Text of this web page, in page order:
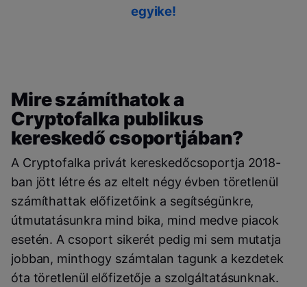
egyike!
Mire számíthatok a
Cryptofalka publikus
kereskedő csoportjában?
A Cryptofalka privát kereskedőcsoportja 2018-
ban jött létre és az eltelt négy évben töretlenül
számíthattak előfizetőink a segítségünkre,
útmutatásunkra mind bika, mind medve piacok
esetén. A csoport sikerét pedig mi sem mutatja
jobban, minthogy számtalan tagunk a kezdetek
óta töretlenül előfizetője a szolgáltatásunknak.